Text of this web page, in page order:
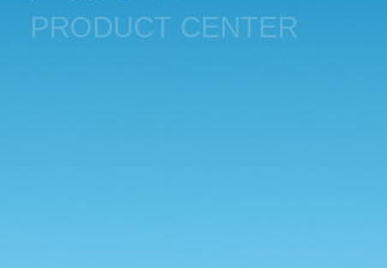
PRODUCT CENTER